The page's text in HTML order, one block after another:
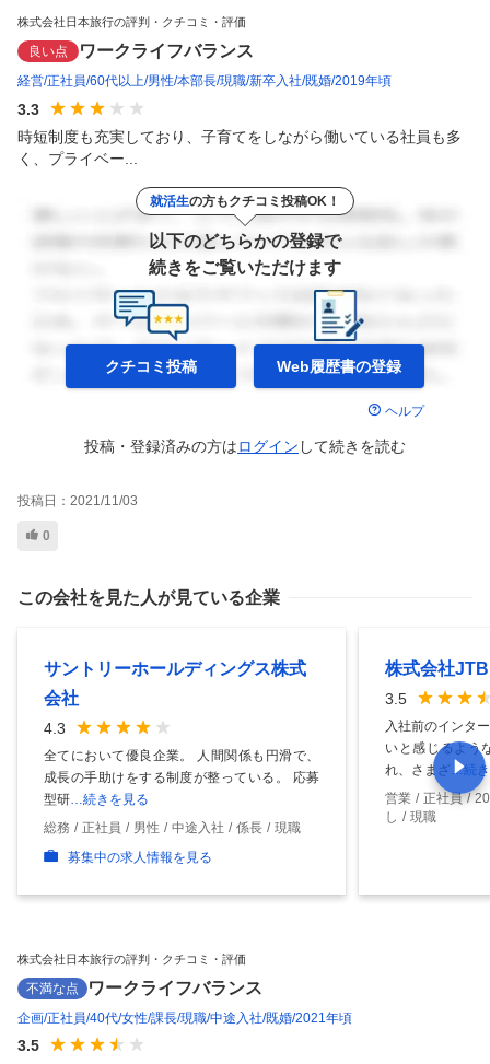
株式会社日本旅行の評判・クチコミ・評価
良い点 ワークライフバランス
経営 正社員 60代以上 男性 本部長 現職 新卒入社 既婚 2019年頃
3.3
時短制度も充実しており、子育てをしながら働いている社員も多
く、プライベー...
就活生の方もクチコミ投稿OK！
以下のどちらかの登録で
続きをご覧いただけます
クチコミ投稿 Web履歴書の登録
ヘルプ
投稿・登録済みの方はログイン して続きを読む
投稿日： 2021/11/03
0
この会社を見た人が見ている企業
サントリーホールディングス株式
会社
4.3
全てにおいて優良企業。 人間関係も円滑で、
成長の手助けをする制度が整っている。 応募
型研 …続きを見る
総務
正社員 男性 中途入社 係長
現職
募集中の求人情報を見る
株式会社JTB
3.5
入社前のインタ
いと感じるよう
れ、さまざ …続
営業
正社員
し
現職
株式会社日本旅行の評判・クチコミ・評価
不満な点 ワークライフバランス
企画 正社員 40代 女性 課長 現職 中途入社 既婚 2021年頃
3.5